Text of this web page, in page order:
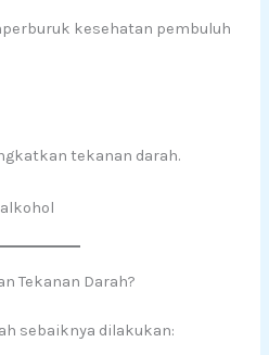
kesehatan pembuluh
tekanan darah.
Tekanan Darah?
sebaiknya dilakukan: